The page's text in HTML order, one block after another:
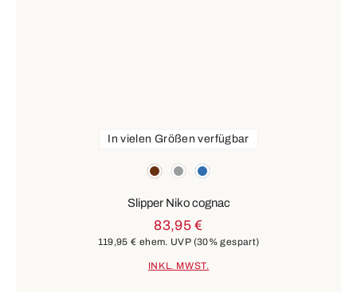
braungrau blau
In vielen Größen verfügbar
Slipper Niko cognac
83,95 €
119,95 € ehem. UVP (30% gespart)
INKL. MWST.